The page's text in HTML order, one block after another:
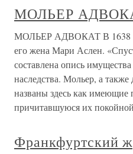
МОЛЬЕР
МОЛЬЕР АДВОКАТ В 1638
его жена Мари Аслен.
составлена опись
наследства. Мольер, а также
названы здесь как имеющие
причитавшуюся их покойной
Франкфуртский